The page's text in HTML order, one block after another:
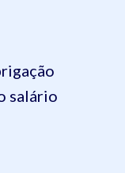
salário